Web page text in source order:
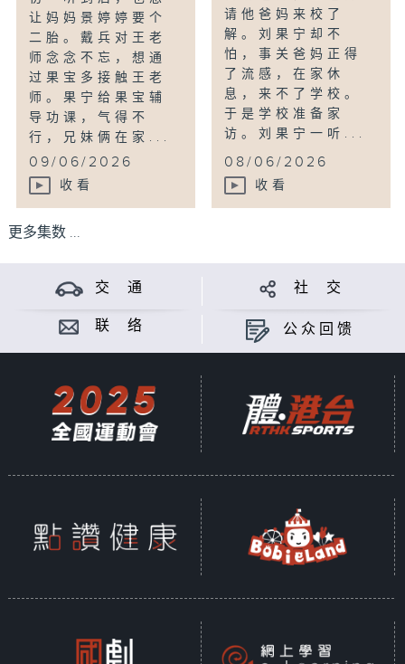
让妈妈景婷婷要个
二胎。戴兵对王老
师念念不忘，想通
过果宝多接触王老
师。果宁给果宝辅
导功课，气得不
行，兄妹俩在家...
09/06/2026
收看
请他爸妈来校了
解。刘果宁却不
怕，事关爸妈正得
了流感，在家休
息，来不了学校。
于是学校准备家
访。刘果宁一听...
08/06/2026
收看
更多集数 ...
交 通 社 交
联 络 公众回馈